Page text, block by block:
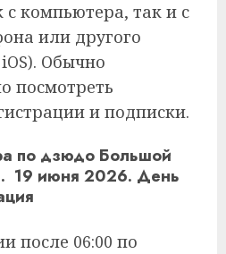
компьютера, так и с
или другого
Обычно
посмотреть
и подписки.
по дзюдо Большой
19 июня 2026. День
после 06:00 по